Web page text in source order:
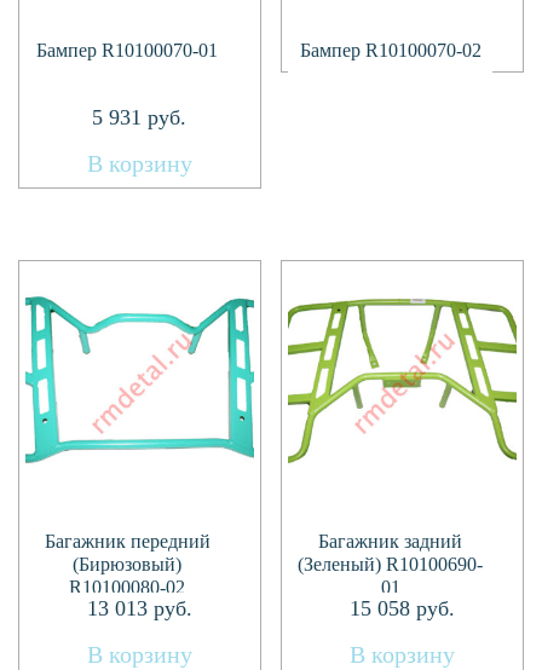
Бампер R10100070-01
5 931 руб.
В корзину
Бампер R10100070-02
Подробнее
Багажник передний
(Бирюзовый)
R10100080-02
13 013руб.
В корзину
Багажник задний
(Зеленый) R10100690-
01
15 058 руб.
В корзину